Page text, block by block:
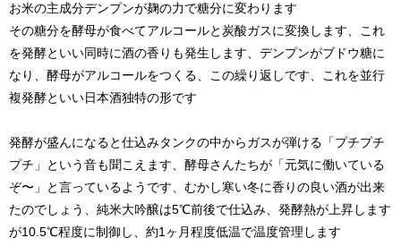
お米の主成分デンプンが麹の力で糖分に変わります
その糖分を酵母が食べてアルコールと炭酸ガスに変換します、これ
を発酵といい同時に酒の香りも発生します、デンプンがブドウ糖に
なり、酵母がアルコールをつくる、この繰り返しです、これを並行
複発酵といい日本酒独特の形です
発酵が盛んになると仕込みタンクの中からガスが弾ける「プチプチ
プチ」という音も聞こえます、酵母さんたちが「元気に働いている
ぞ〜」と言っているようです、むかし寒い冬に香りの良い酒が出来
たのでしょう、純米大吟醸は5℃前後で仕込み、発酵熱が上昇します
が10.5℃程度に制御し、約1ヶ月程度低温で温度管理します